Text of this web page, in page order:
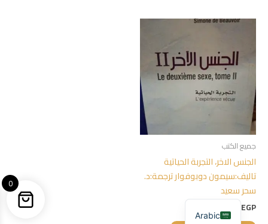
جميع الكتب
الجنس الاخر، التجربة الحياتية
تاليف:سيمون دوبوفوار ترجمة:د.
سحر سعيد
EGP
0
Arabic